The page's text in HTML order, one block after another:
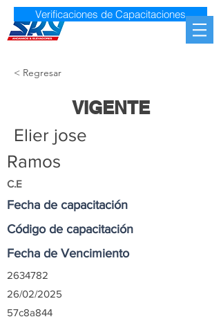
Verificaciones de Capacitaciones
< Regresar
VIGENTE
Elier jose
Ramos
C.E
Fecha de capacitación
Código de capacitación
Fecha de Vencimiento
2634782
26/02/2025
57c8a844